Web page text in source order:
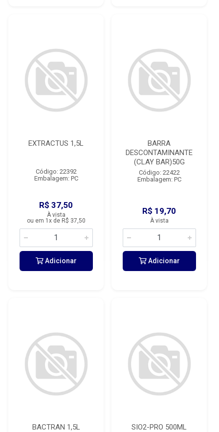
EXTRACTUS 1,5L
Código: 22392
Embalagem: PC
R$ 37,50
À vista
ou em 1x de R$ 37,50
Adicionar
BARRA
DESCONTAMINANTE
(CLAY BAR)50G
Código: 22422
Embalagem: PC
R$ 19,70
À vista
Adicionar
BACTRAN 1,5L SIO2-PRO 500ML